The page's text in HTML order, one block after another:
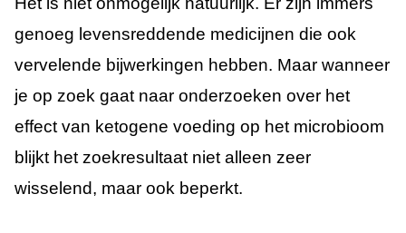
genoeg levensreddende medicijnen die ook
vervelende bijwerkingen hebben. Maar wanneer
je op zoek gaat naar onderzoeken over het
effect van ketogene voeding op het microbioom
blijkt het zoekresultaat niet alleen zeer
wisselend, maar ook beperkt.